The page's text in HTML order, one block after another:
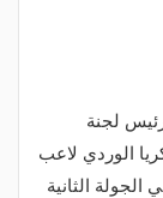
لجنة
الوردي لاعب
الجولة الثانية